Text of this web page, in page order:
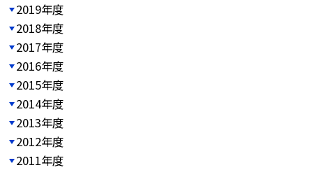
2019年度
2018年度
2017年度
2016年度
2015年度
2014年度
2013年度
2012年度
2011年度